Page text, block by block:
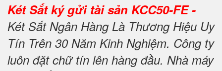
Két Sắt ký gửi tài sản KCC50-FE -
Két Sắt Ngân Hàng Là Thương Hiệu Uy
Tín Trên 30 Năm Kinh Nghiệm. Công ty
luôn đặt chữ tín lên hàng đầu. Nhà máy